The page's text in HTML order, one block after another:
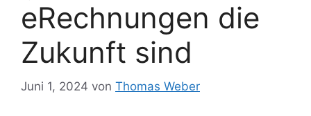
eRechnungen die
Zukunft sind
Juni 1, 2024 von Thomas Weber